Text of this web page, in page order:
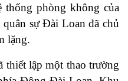
thống phòng không của
sự Đài Loan đã chủ
lặng.
thiết lập một thao trường